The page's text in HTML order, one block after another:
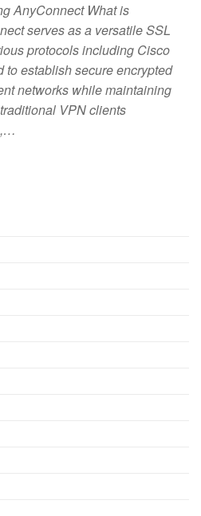
AnyConnect What is
serves as a versatile SSL
protocols including Cisco
to establish secure encrypted
networks while maintaining
VPN clients